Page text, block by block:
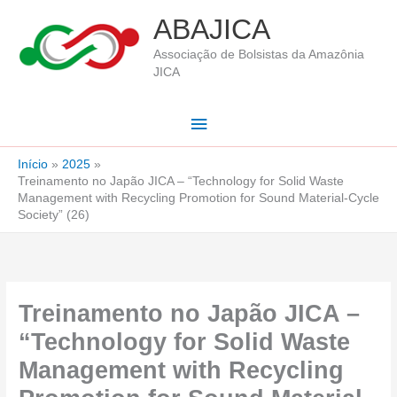
ABAJICA
Associação de Bolsistas da Amazônia
JICA
Menu
Início
2025
Treinamento no Japão JICA – “Technology for Solid Waste
Management with Recycling Promotion for Sound Material-Cycle
Society” (26)
Treinamento no Japão JICA –
“Technology for Solid Waste
Management with Recycling